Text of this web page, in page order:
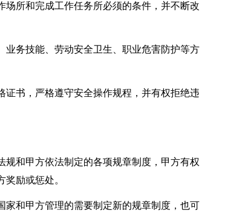
所和完成工作任务所必须的条件，并不断改
务技能、劳动安全卫生、职业危害防护等方
书，严格遵守安全操作规程，并有权拒绝违
和甲方依法制定的各项规章制度，甲方有权
励或惩处。
和甲方管理的需要制定新的规章制度，也可